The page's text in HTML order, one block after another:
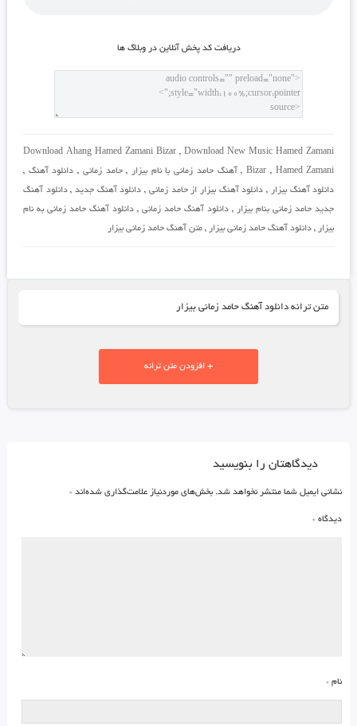
دريافت کد پخش آنلاين در وبلاگ ها
Download Ahang Hamed Zamani Bizar ,Download New Music Hamed Zamani
Bizar , Hamed Zamani
, آهنگ حامد زمانی با نام بیزار ,حامد زمانی , دانلود آهنگ ,
دانلود آهنگ بیزار , دانلود آهنگ بیزار از حامد زمانی , دانلود آهنگ جدید,دانلود آهنگ
جدید حامد زمانی بنام بیزار , دانلود آهنگ حامد زمانی,دانلود آهنگ حامد زمانی به نام
بیزار , دانلود آهنگ حامد زمانی بیزار , متن آهنگ حامد زمانی بیزار
متن ترانه دانلود آهنگ حامد زمانی بیزار
+ افزودن متن ترانه
دیدگاهتان را بنویسید
نشانی ایمیل شما منتشر نخواهد شد. بخش‌های موردنیاز علامت‌گذاری شده‌اند *
دیدگاه *
نام *